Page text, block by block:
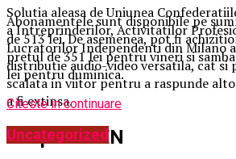
Solutia aleasa de Uniunea
a Intreprinderilor, Activitatilor
Lucratorilor Independenti din Milano
distributie audio-video versatila, cat si
scalata in viitor pentru a raspunde
a fi extinsa.
Despre ATEN
Abonamentele sunt disponibile pe
de 513 lei. De asemenea, pot fi
pretul de 351 lei pentru vineri si
lei pentru duminica.
Citeste in continuare
Uncategorized